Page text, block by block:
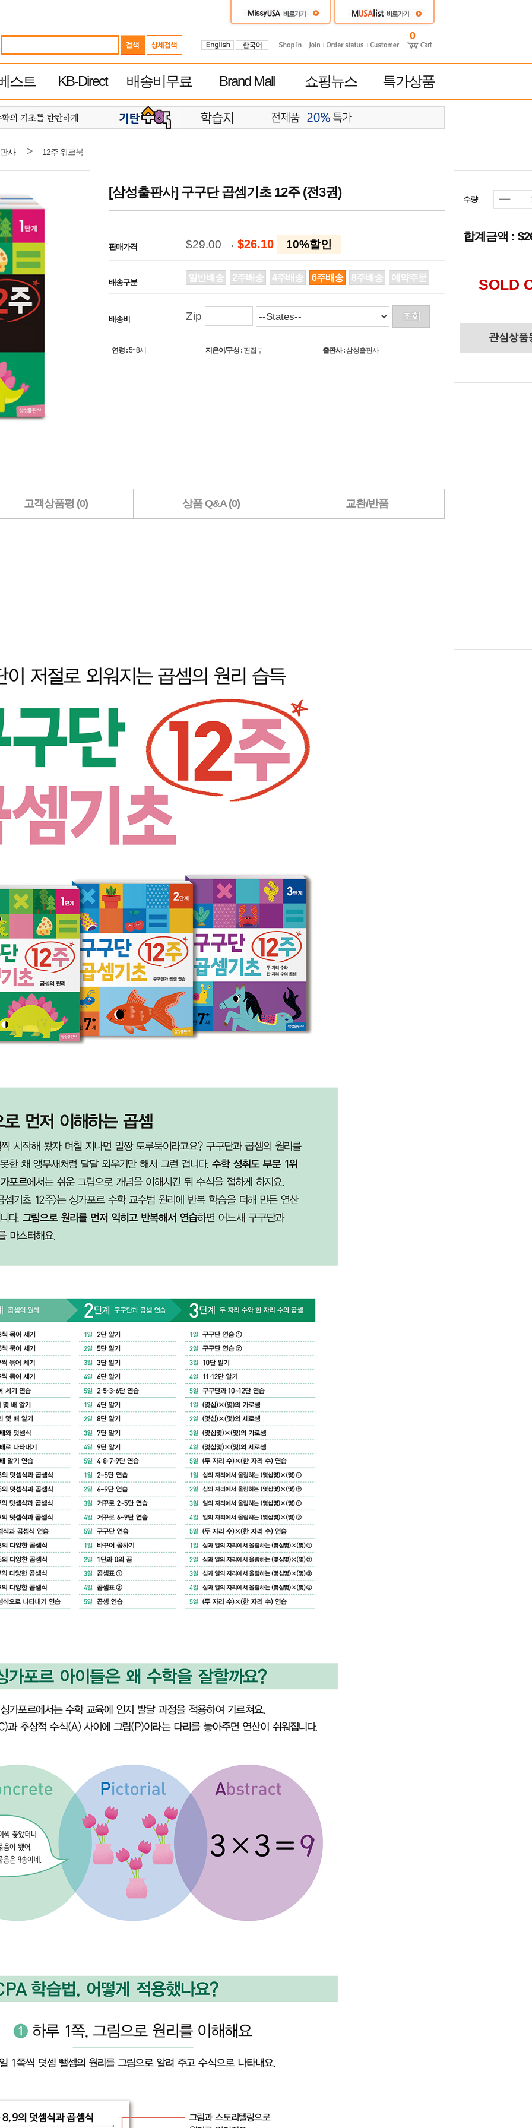
0
스트 KB-Direct 배송비무료 Brand Mall 쇼핑뉴스 특가상품
사 > 12주 워크북
[삼성출판사] 구구단 곱셈기초 12주 (전3권)
판매가격 $29.00 → $26.10 10%할인
배송구분 일반배송 2주배송 4주배송 6주배송 8주배송 예약주문
배송비 Zip
연령 :5~8세 지은이/구성 :편집부 출판사 :삼성출판사
수량
합계금액 : $
SOLD
고객상품평 (0) 상품 Q&A (0) 교환/반품